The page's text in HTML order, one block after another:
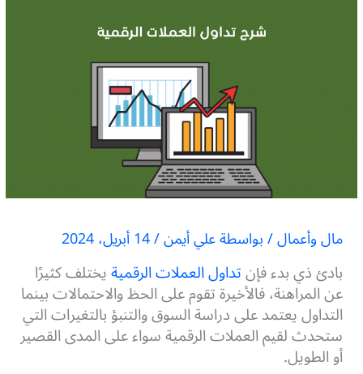
مال وأعمال/ بواسطةعلي أيمن/14 أبريل، 2024
بادئ ذي بدء فإنتداول العملات الرقميةيختلف كثيرًا
عن المراهنة، فالأخيرة تقوم على الحظ والاحتمالات بينما
التداول يعتمد على دراسة السوق والتنبؤ بالتغيرات التي
ستحدث لقيم العملات الرقمية سواء على المدى القصير
أو الطويل.